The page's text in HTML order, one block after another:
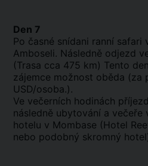
Den 7
Po časné snídani ranní safari
Amboseli. Následně odjezd
(Trasa cca 475 km) Tento
zájemce možnost oběda (za
USD/osoba.).
Ve večerních hodinách
následně ubytování a
hotelu v Mombase (Hotel
nebo podobný skromný